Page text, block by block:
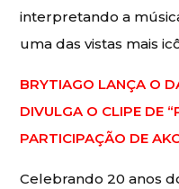
interpretando a
uma das vistas mais
BRYTIAGO LANÇA O
DIVULGA O CLIPE DE
PARTICIPAÇÃO DE
Celebrando 20 anos